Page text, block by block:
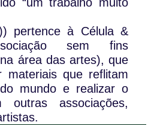
pertence à Célula &
sem fins
área das artes), que
materiais que reflitam
mundo e realizar o
outras associações,